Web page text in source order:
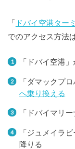
「 ドバイ空港ター
でのアクセス方法
「ドバイ空港
「ダマックプ
へ乗り換える
「ドバイマリ
「ジュメイラ
降りる